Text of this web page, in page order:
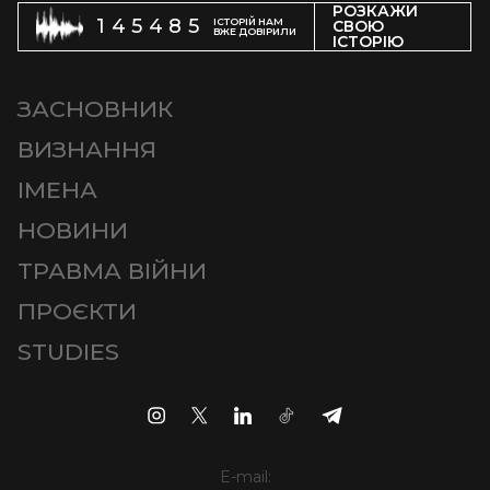
145485
ІСТОРІЙ НАМ
ВЖЕ ДОВІРИЛИ
РОЗКАЖИ
СВОЮ
ІСТОРІЮ
ЗАСНОВНИК
ВИЗНАННЯ
ІМЕНА
НОВИНИ
ТРАВМА ВІЙНИ
ПРОЄКТИ
STUDIES
E-mail: